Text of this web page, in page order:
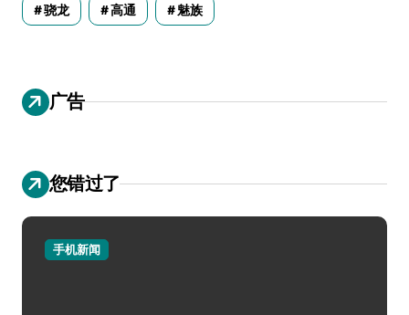
骁龙 高通 魅族
广告
您错过了
手机新闻